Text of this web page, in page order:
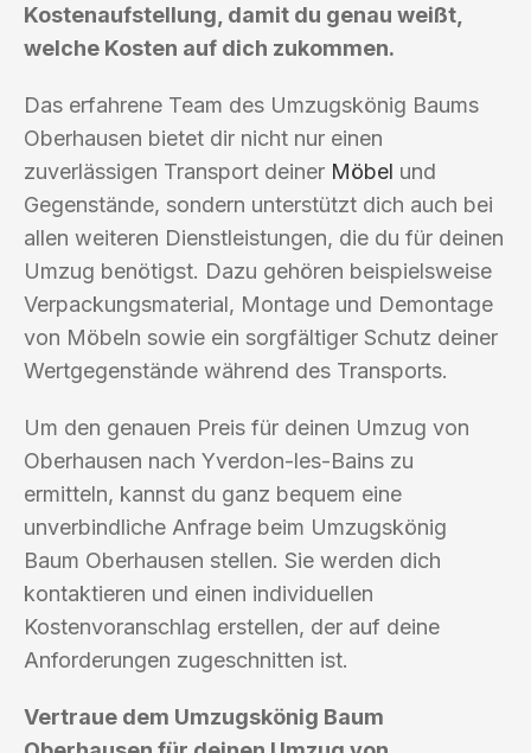
Kostenaufstellung, damit du genau weißt,
welche Kosten auf dich zukommen.
Das erfahrene Team des Umzugskönig Baums
Oberhausen bietet dir nicht nur einen
zuverlässigen Transport deiner Möbel und
Gegenstände, sondern unterstützt dich auch bei
allen weiteren Dienstleistungen, die du für deinen
Umzug benötigst. Dazu gehören beispielsweise
Verpackungsmaterial, Montage und Demontage
von Möbeln sowie ein sorgfältiger Schutz deiner
Wertgegenstände während des Transports.
Um den genauen Preis für deinen Umzug von
Oberhausen nach Yverdon-les-Bains zu
ermitteln, kannst du ganz bequem eine
unverbindliche Anfrage beim Umzugskönig
Baum Oberhausen stellen. Sie werden dich
kontaktieren und einen individuellen
Kostenvoranschlag erstellen, der auf deine
Anforderungen zugeschnitten ist.
Vertraue dem Umzugskönig Baum